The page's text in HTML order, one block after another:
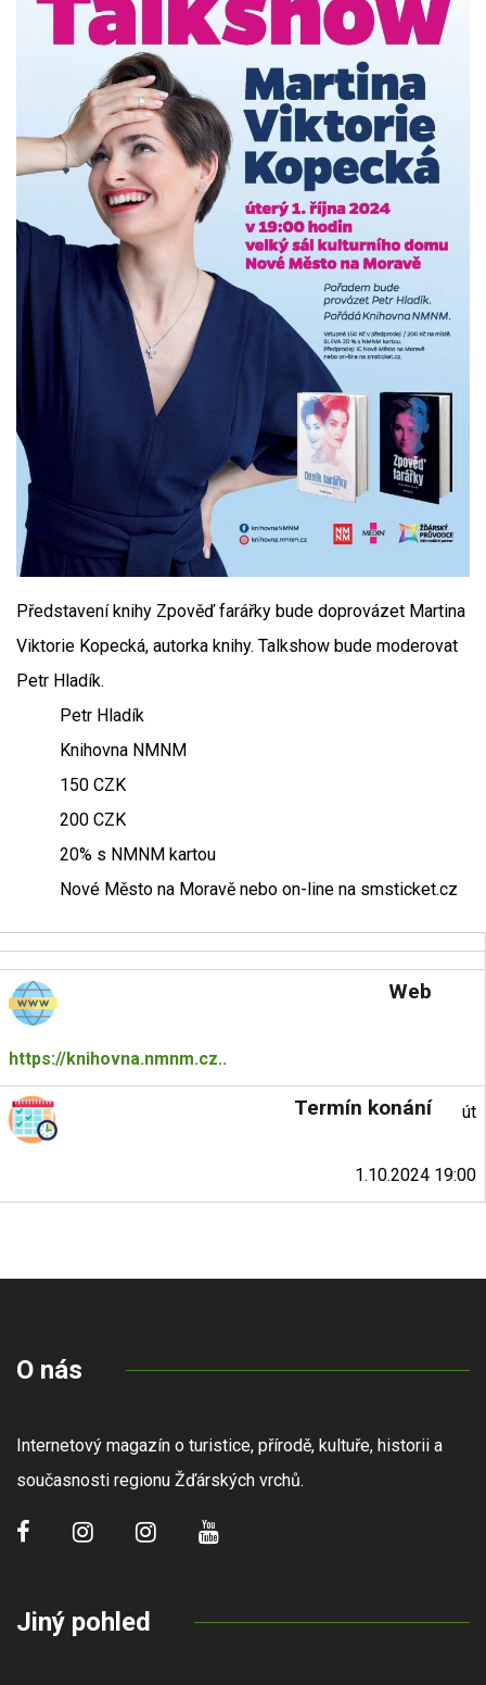
Představení knihy Zpověď farářky bude doprovázet Martina
Viktorie Kopecká, autorka knihy. Talkshow bude moderovat
Petr Hladík.
Petr Hladík
Knihovna NMNM
150 CZK
200 CZK
20% s NMNM kartou
Nové Město na Moravě nebo on-line na smsticket.cz
Web
https://knihovna.nmnm.cz..
Termín konání út
1.10.2024 19:00
O nás
Internetový magazín o turistice, přírodě, kultuře, historii a
současnosti regionu Žďárských vrchů.
Jiný pohled